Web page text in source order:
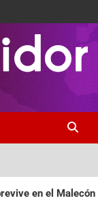
China